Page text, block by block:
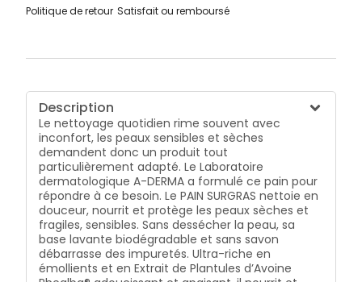
Politique de retour Satisfait ou remboursé
Description
Le nettoyage quotidien rime souvent avec
inconfort, les peaux sensibles et sèches
demandent donc un produit tout
particulièrement adapté. Le Laboratoire
dermatologique A-DERMA a formulé ce pain pour
répondre à ce besoin. Le PAIN SURGRAS nettoie en
douceur, nourrit et protège les peaux sèches et
fragiles, sensibles. Sans dessécher la peau, sa
base lavante biodégradable et sans savon
débarrasse des impuretés. Ultra-riche en
émollients et en Extrait de Plantules d’Avoine